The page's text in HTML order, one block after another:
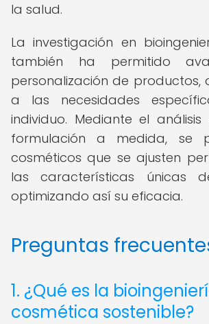
la salud.
La investigación en
también ha permitido
personalización de
a las necesidades
individuo. Mediante el
formulación a medida, se
cosméticos que se ajusten
las características únicas
optimizando así su eficacia.
Preguntas
1. ¿Qué es la
cosmética sostenible?